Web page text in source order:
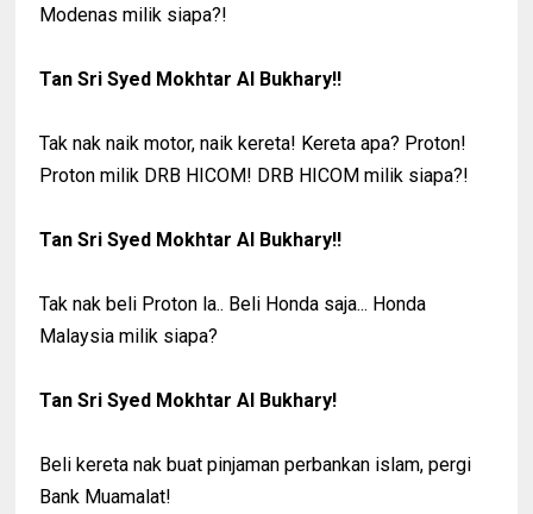
Modenas milik siapa?!
Tan Sri Syed Mokhtar Al Bukhary!!
Tak nak naik motor, naik kereta! Kereta apa? Proton!
Proton milik DRB HICOM! DRB HICOM milik siapa?!
Tan Sri Syed Mokhtar Al Bukhary!!
Tak nak beli Proton la.. Beli Honda saja... Honda
Malaysia milik siapa?
Tan Sri Syed Mokhtar Al Bukhary!
Beli kereta nak buat pinjaman perbankan islam, pergi
Bank Muamalat!